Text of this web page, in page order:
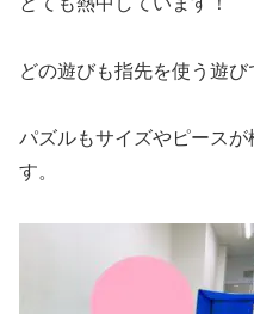
どの遊びも指先を使う遊び
パズルもサイズやピース
す。